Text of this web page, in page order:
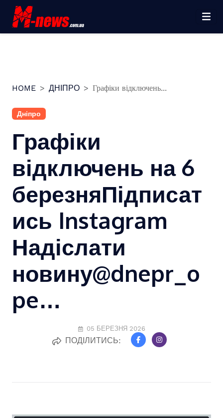
Перейти
вмісту
HOME ДНІПРО Графіки відключень...
Дніпро
Графіки
відключень на 6
березняПідписат
ись Instagram
Надіслати
новину@dnepr_o
pe…
05 БЕРЕЗНЯ 2026
ПОДІЛИТИСЬ: